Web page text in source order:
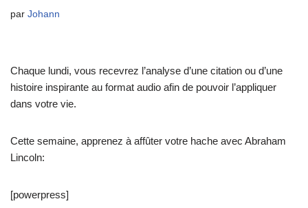
par Johann
Chaque lundi, vous recevrez l’analyse d’une citation ou d’une
histoire inspirante au format audio afin de pouvoir l’appliquer
dans votre vie.
Cette semaine, apprenez à affûter votre hache avec Abraham
Lincoln:
[powerpress]